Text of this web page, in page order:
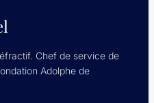
Chef de service de
Adolphe de